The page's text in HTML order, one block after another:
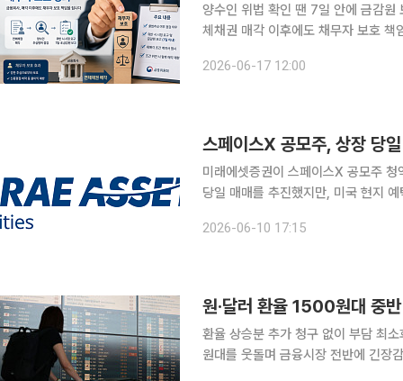
양수인 위법 확인 땐 7일 안에 금감원 보고
체채권 매각 이후에도 채무자 보호 책
내용을 담은 '채권추심 및 대출채권
2026-06-17 12:00
스페이스X 공모주, 상장 당
미래에셋증권이 스페이스X 공모주
당일 매매를 추진했지만, 미국 현지
에 따르면 미래에셋증권은 이날 스페
2026-06-10 17:15
원·달러 환율 1500원대 중
환율 상승분 추가 청구 없이 부담 최소화소비자
원대를 웃돌며 금융시장 전반에 긴장